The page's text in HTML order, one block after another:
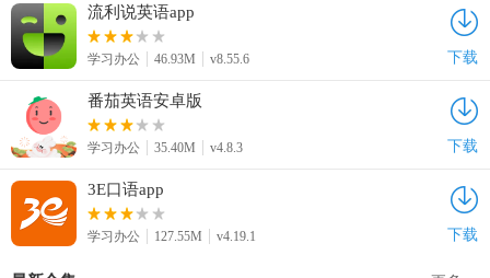
流利说英语app
学习办公 46.93M v8.55.6 下载
番茄英语安卓版
学习办公 35.40M v4.8.3 下载
3E口语app
学习办公 127.55M v4.19.1 下载